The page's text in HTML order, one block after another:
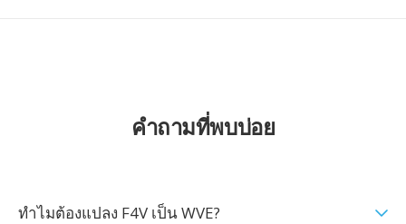
คำถามที่พบบ่อย
ทำไมต้องแปลง F4V เป็น WVE?